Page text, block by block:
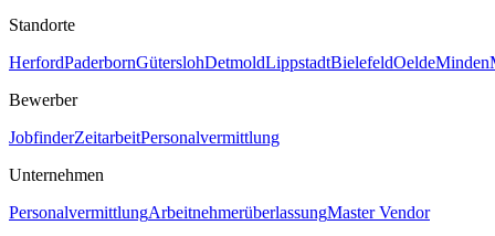
Standorte
HerfordPaderbornGüterslohDetmoldLippstadtBielefeldOeldeMinden
Bewerber
JobfinderZeitarbeitPersonalvermittlung
Unternehmen
PersonalvermittlungArbeitnehmerüberlassungMaster Vendor